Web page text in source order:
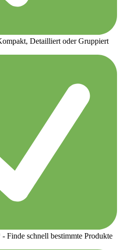
Detailliert oder Gruppiert
Finde schnell bestimmte Produkte